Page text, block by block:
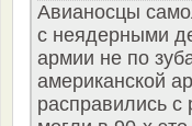
Авианосцы
с неядерными
армии не по
американской
расправились